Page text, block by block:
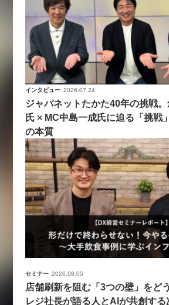
インタビュー 2026.07.24
ジャパネットたかた40年の挑戦
氏 × MC中島一成氏に迫る「挑戦
の本質
セミナー 2026.08.05
店舗刷新を阻む「3つの壁」をど
レジ社長が語る人とAIが共創する